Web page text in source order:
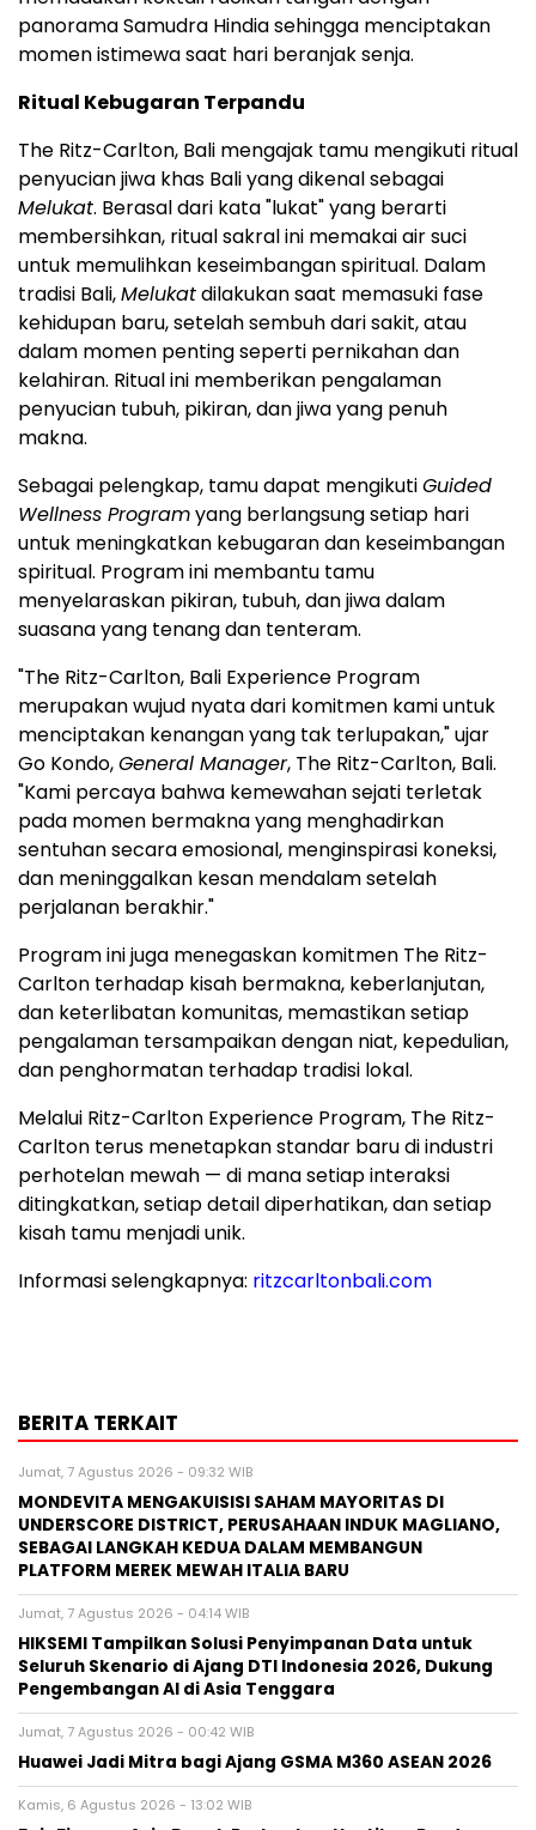
panorama Samudra Hindia sehingga menciptakan
momen istimewa saat hari beranjak senja.
Ritual Kebugaran Terpandu
The Ritz-Carlton, Bali mengajak tamu mengikuti ritual
penyucian jiwa khas Bali yang dikenal sebagai
Melukat. Berasal dari kata "lukat" yang berarti
membersihkan, ritual sakral ini memakai air suci
untuk memulihkan keseimbangan spiritual. Dalam
tradisi Bali,Melukatdilakukan saat memasuki fase
kehidupan baru, setelah sembuh dari sakit, atau
dalam momen penting seperti pernikahan dan
kelahiran. Ritual ini memberikan pengalaman
penyucian tubuh, pikiran, dan jiwa yang penuh
makna.
Sebagai pelengkap, tamu dapat mengikutiGuided
Wellness Programyang berlangsung setiap hari
untuk meningkatkan kebugaran dan keseimbangan
spiritual. Program ini membantu tamu
menyelaraskan pikiran, tubuh, dan jiwa dalam
suasana yang tenang dan tenteram.
"The Ritz-Carlton, Bali Experience Program
merupakan wujud nyata dari komitmen kami untuk
menciptakan kenangan yang tak terlupakan," ujar
Go Kondo,General Manager, The Ritz-Carlton, Bali.
"Kami percaya bahwa kemewahan sejati terletak
pada momen bermakna yang menghadirkan
sentuhan secara emosional, menginspirasi koneksi,
dan meninggalkan kesan mendalam setelah
perjalanan berakhir."
Program ini juga menegaskan komitmen The Ritz-
Carlton terhadap kisah bermakna, keberlanjutan,
dan keterlibatan komunitas, memastikan setiap
pengalaman tersampaikan dengan niat, kepedulian,
dan penghormatan terhadap tradisi lokal.
Melalui Ritz-Carlton Experience Program, The Ritz-
Carlton terus menetapkan standar baru di industri
perhotelan mewah — di mana setiap interaksi
ditingkatkan, setiap detail diperhatikan, dan setiap
kisah tamu menjadi unik.
Informasi selengkapnya: ritzcarltonbali.com
BERITA TERKAIT
Jumat, 7 Agustus 2026 - 09:32 WIB
MONDEVITA MENGAKUISISI SAHAM MAYORITAS DI
UNDERSCORE DISTRICT, PERUSAHAAN INDUK MAGLIANO,
SEBAGAI LANGKAH KEDUA DALAM MEMBANGUN
PLATFORM MEREK MEWAH ITALIA BARU
Jumat, 7 Agustus 2026 - 04:14 WIB
HIKSEMI Tampilkan Solusi Penyimpanan Data untuk
Seluruh Skenario di Ajang DTI Indonesia 2026, Dukung
Pengembangan AI di Asia Tenggara
Jumat, 7 Agustus 2026 - 00:42 WIB
Huawei Jadi Mitra bagi Ajang GSMA M360 ASEAN 2026
Kamis, 6 Agustus 2026 - 13:02 WIB